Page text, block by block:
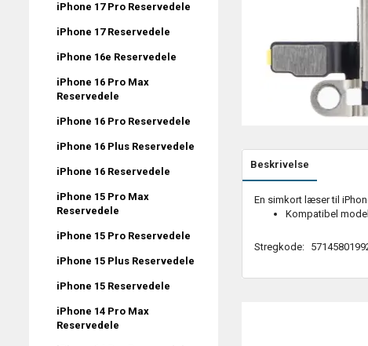
iPhone 17 Pro Reservedele
iPhone 17 Reservedele
iPhone 16e Reservedele
iPhone 16 Pro Max
Reservedele
iPhone 16 Pro Reservedele
iPhone 16 Plus Reservedele
iPhone 16 Reservedele
iPhone 15 Pro Max
Reservedele
iPhone 15 Pro Reservedele
iPhone 15 Plus Reservedele
iPhone 15 Reservedele
iPhone 14 Pro Max
Reservedele
Beskrivelse
En simkort læser til
Kompatibel
Stregkode: